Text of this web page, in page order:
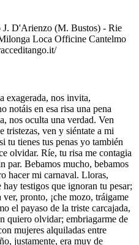
D'Arienzo (M. Bustos) - Rie
Loca Officine Cantelmo
exagerada, nos invita,
notáis en esa risa una pena
nos oculta una verdad. Ven
tristezas, ven y siéntate a mi
tu tienes tus penas yo también
olvidar. Ríe, tu risa me contagia
par. Bebamos mucho, bebamos
hacer mi carnaval. Lloras,
testigos que ignoran tu pesar;
pronto, ¡che mozo, tráigame
el payaso de la triste carcajada,
quiero olvidar; embriagarme de
mujeres alquiladas entre
justamente, era muy de